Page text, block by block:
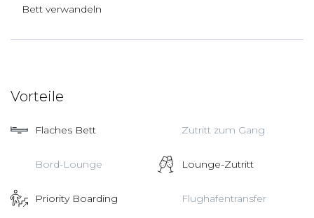
Bett verwandeln
Vorteile
Flaches Bett Zutritt zum Gang
Bord-Lounge Lounge-Zutritt
Priority Boarding Flughafentransfer